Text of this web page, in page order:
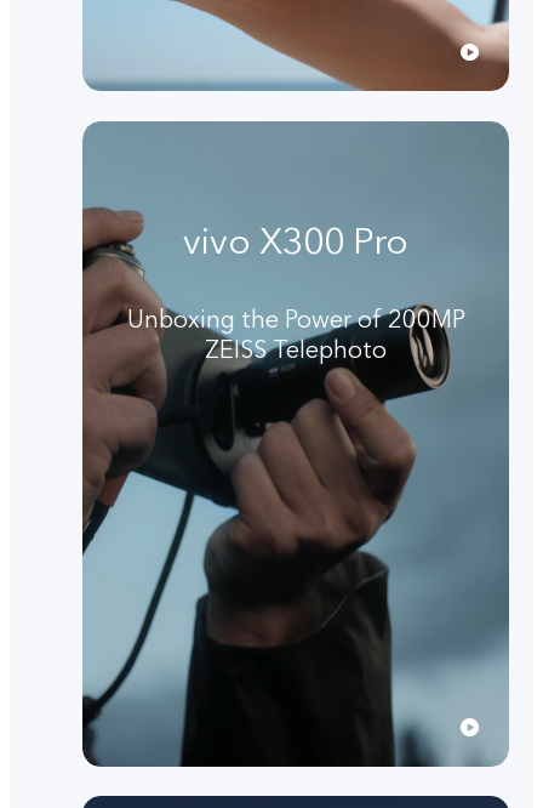
vivo X300 Pro
Unboxing the Power of 200MP
ZEISS Telephoto